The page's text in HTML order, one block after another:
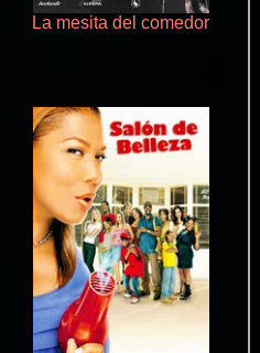
La mesita del comedor